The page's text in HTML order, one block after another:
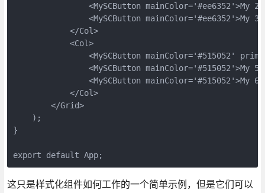
<MySCButton mainColor='#ee6352'>My
<MySCButton mainColor='#ee6352'>My
            </Col>
            <Col>
<MySCButton mainColor='#515052'
<MySCButton mainColor='#515052'>My
<MySCButton mainColor='#515052'>My
            </Col>
        </Grid>
    );
}
export default App;
这只是样式化组件如何工作的一个简单示例，但是它们可以